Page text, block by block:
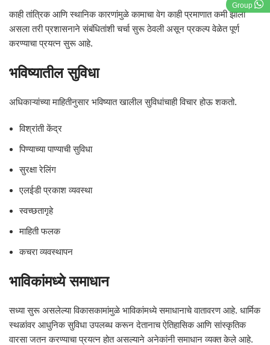
Group
काही तांत्रिक आणि स्थानिक कारणांमुळे कामाचा वेग काही प्रमाणात कमी झाला
असला तरी प्रशासनाने संबंधितांशी चर्चा सुरू ठेवली असून प्रकल्प वेळेत पूर्ण
करण्याचा प्रयत्न सुरू आहे.
भविष्यातील सुविधा
अधिकाऱ्यांच्या माहितीनुसार भविष्यात खालील सुविधांचाही विचार होऊ शकतो.
विश्रांती केंद्र
पिण्याच्या पाण्याची सुविधा
सुरक्षा रेलिंग
एलईडी प्रकाश व्यवस्था
स्वच्छतागृहे
माहिती फलक
कचरा व्यवस्थापन
भाविकांमध्ये समाधान
सध्या सुरू असलेल्या विकासकामांमुळे भाविकांमध्ये समाधानाचे वातावरण आहे. धार्मिक
स्थळांवर आधुनिक सुविधा उपलब्ध करून देतानाच ऐतिहासिक आणि सांस्कृतिक
वारसा जतन करण्याचा प्रयत्न होत असल्याने अनेकांनी समाधान व्यक्त केले आहे.